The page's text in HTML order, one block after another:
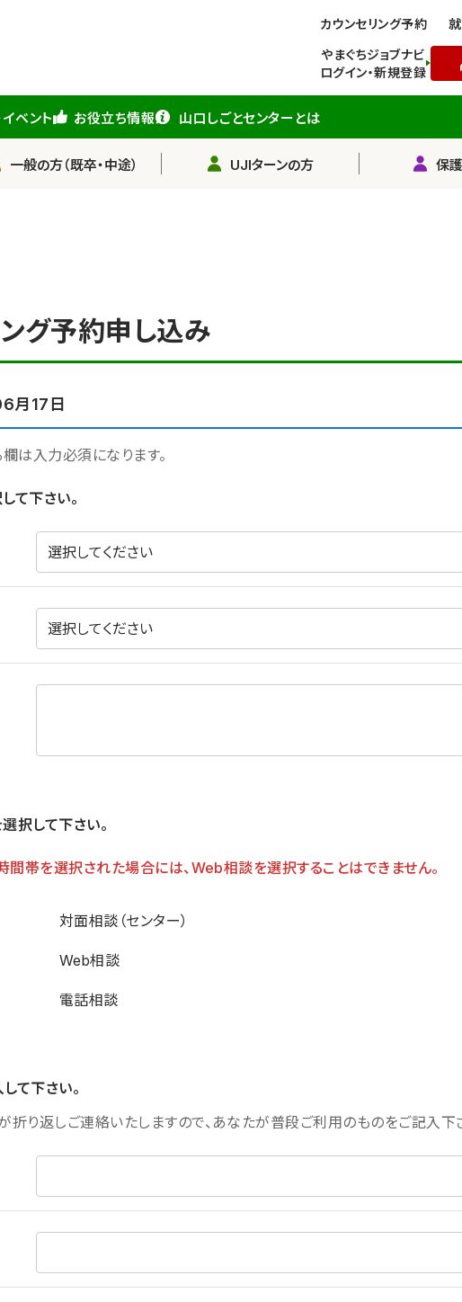
カウンセリング予約
やまぐちジョブナビ
ログイン・新規登録
イベント お役立ち情報 山口しごとセンターとは
一般の方（既卒・中途） UJIターンの方 保
グ予約申し込み
月17日
欄は入力必須になります。
て下さい。
択して下さい。
間帯を選択された場合には、Web相談を選択することはできません。
対面相談（センター）
Web相談
電話相談
て下さい。
折り返しご連絡いたしますので、あなたが普段ご利用のものをご記入下